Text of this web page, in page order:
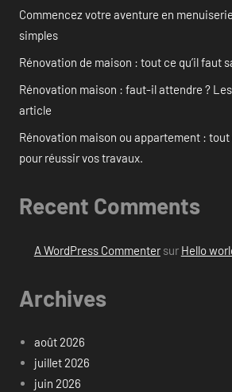
Commencez votre aventure en
simples
Rénovation de maison : tout ce qu’il faut
Rénovation maison : faut-il attendre ?
article
Rénovation maison ou appartement : tout
pour réussir vos travaux.
Recent Comments
A WordPress Commentersur Hello
Archives
août 2026
juillet 2026
juin 2026